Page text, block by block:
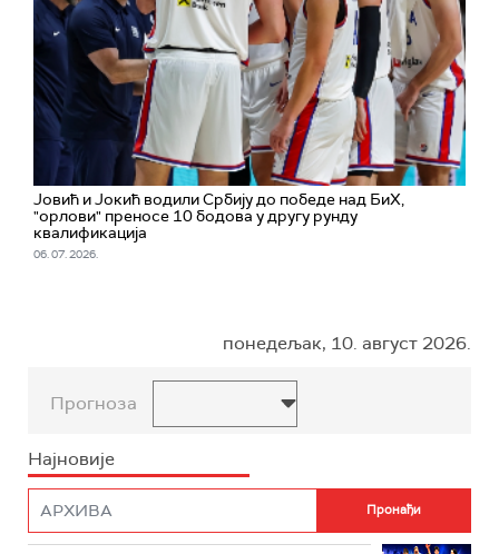
Јовић и Јокић водили Србију до победе над БиХ,
"орлови" преносе 10 бодова у другу рунду
квалификација
06. 07. 2026.
понедељак, 10. август 2026.
Прогноза
Најновије